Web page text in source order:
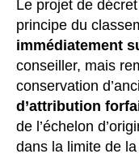
Le projet de
principe du
immédiatement
conseiller, mais
conservation
d’attribution
de l’échelon
dans la limite de